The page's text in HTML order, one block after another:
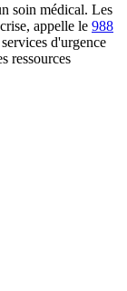
soin médical. Les
appelle le 988
d'urgence
ressources